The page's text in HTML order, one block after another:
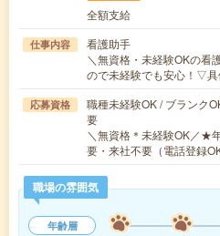
全額支給
仕事内容
看護助手
＼無資格・未経験OKの看
ので未経験でも安心！▽
応募資格
職種未経験OK / ブランク
要
＼無資格＊未経験OK／★
要・来社不要（電話登録
職場の雰囲気
年齢層